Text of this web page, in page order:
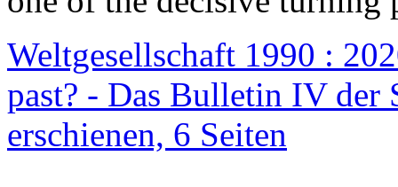
Weltgesellschaft 1990 :
past? - Das Bulletin IV der
erschienen, 6 Seiten